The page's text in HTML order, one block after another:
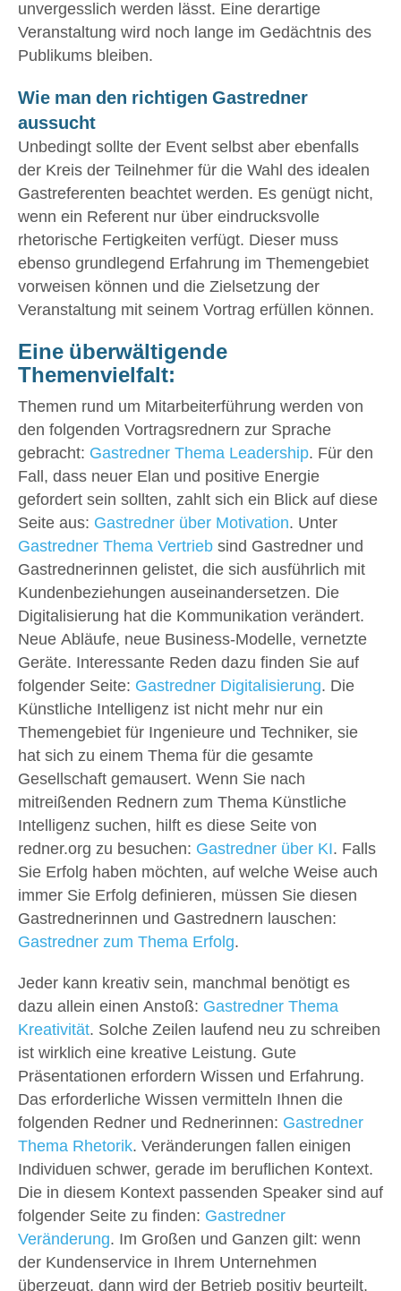
unvergesslich werden lässt. Eine derartige
Veranstaltung wird noch lange im Gedächtnis des
Publikums bleiben.
Wie man den richtigen Gastredner
aussucht
Unbedingt sollte der Event selbst aber ebenfalls
der Kreis der Teilnehmer für die Wahl des idealen
Gastreferenten beachtet werden. Es genügt nicht,
wenn ein Referent nur über eindrucksvolle
rhetorische Fertigkeiten verfügt. Dieser muss
ebenso grundlegend Erfahrung im Themengebiet
vorweisen können und die Zielsetzung der
Veranstaltung mit seinem Vortrag erfüllen können.
Eine überwältigende
Themenvielfalt:
Themen rund um Mitarbeiterführung werden von
den folgenden Vortragsrednern zur Sprache
gebracht: Gastredner Thema Leadership. Für den
Fall, dass neuer Elan und positive Energie
gefordert sein sollten, zahlt sich ein Blick auf diese
Seite aus: Gastredner über Motivation. Unter
Gastredner Thema Vertrieb sind Gastredner und
Gastrednerinnen gelistet, die sich ausführlich mit
Kundenbeziehungen auseinandersetzen. Die
Digitalisierung hat die Kommunikation verändert.
Neue Abläufe, neue Business-Modelle, vernetzte
Geräte. Interessante Reden dazu finden Sie auf
folgender Seite: Gastredner Digitalisierung. Die
Künstliche Intelligenz ist nicht mehr nur ein
Themengebiet für Ingenieure und Techniker, sie
hat sich zu einem Thema für die gesamte
Gesellschaft gemausert. Wenn Sie nach
mitreißenden Rednern zum Thema Künstliche
Intelligenz suchen, hilft es diese Seite von
redner.org zu besuchen: Gastredner über KI. Falls
Sie Erfolg haben möchten, auf welche Weise auch
immer Sie Erfolg definieren, müssen Sie diesen
Gastrednerinnen und Gastrednern lauschen:
Gastredner zum Thema Erfolg.
Jeder kann kreativ sein, manchmal benötigt es
dazu allein einen Anstoß: Gastredner Thema
Kreativität. Solche Zeilen laufend neu zu schreiben
ist wirklich eine kreative Leistung. Gute
Präsentationen erfordern Wissen und Erfahrung.
Das erforderliche Wissen vermitteln Ihnen die
folgenden Redner und Rednerinnen: Gastredner
Thema Rhetorik. Veränderungen fallen einigen
Individuen schwer, gerade im beruflichen Kontext.
Die in diesem Kontext passenden Speaker sind auf
folgender Seite zu finden: Gastredner
Veränderung. Im Großen und Ganzen gilt: wenn
der Kundenservice in Ihrem Unternehmen
überzeugt, dann wird der Betrieb positiv beurteilt.